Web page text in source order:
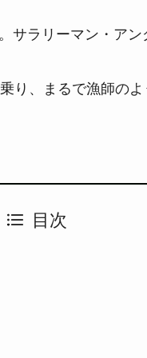
ラリーマン・アン
り、まるで漁師の
目次